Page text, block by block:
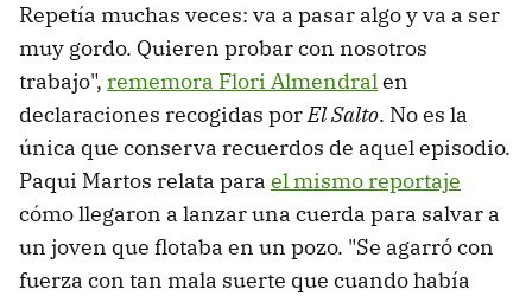
Repetía muchas veces: va a pasar algo y va a ser
muy gordo. Quieren probar con nosotros
trabajo", rememora Flori Almendralen
declaraciones recogidas porEl Salto. No es la
única que conserva recuerdos de aquel episodio.
Paqui Martos relata para el mismo reportaje
cómo llegaron a lanzar una cuerda para salvar a
un joven que flotaba en un pozo. "Se agarró con
fuerza con tan mala suerte que cuando había